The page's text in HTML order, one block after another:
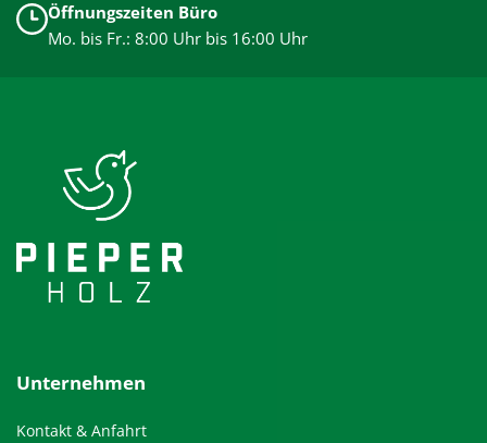
Öffnungszeiten Büro
Mo. bis Fr.: 8:00 Uhr bis 16:00 Uhr
Unternehmen
Kontakt & Anfahrt